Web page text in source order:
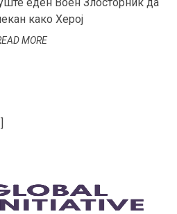
како Херој
MORE